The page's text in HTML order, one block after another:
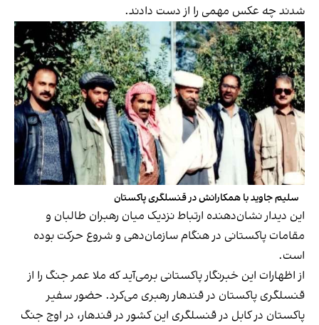
شدند چه عکس مهمی را از دست دادند.
سلیم جاوید با همکارانش در قنسلگری پاکستان
این دیدار نشان‌دهنده ارتباط نزدیک میان رهبران طالبان و
مقامات پاکستانی در هنگام سازمان‌دهی و شروع حرکت بوده
است.
از اظهارات این خبرنگار پاکستانی برمی‌آید که ملا عمر جنگ را از
قنسلگری پاکستان در قندهار رهبری می‌کرد. حضور سفیر
پاکستان در کابل در قنسلگری این کشور در قندهار، در اوج جنگ